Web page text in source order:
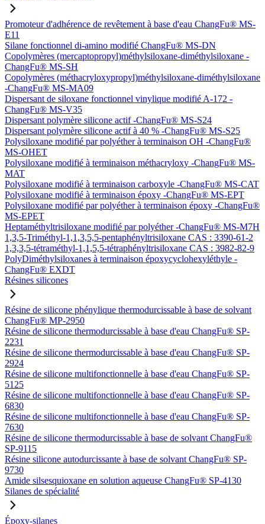
Promoteur d'adhérence de revêtement à base d'eau ChangFu® MS-
E11
Silane fonctionnel di-amino modifié ChangFu® MS-DN
Copolymères (mercaptopropyl)méthylsiloxane-diméthylsiloxane -
ChangFu® MS-SH
Copolymères (méthacryloxypropyl)méthylsiloxane-diméthylsiloxane
-ChangFu® MS-MA09
Dispersant de siloxane fonctionnel vinylique modifié A-172 -
ChangFu® MS-V35
Dispersant polymère silicone actif -ChangFu® MS-S24
Dispersant polymère silicone actif à 40 % -ChangFu® MS-S25
Polysiloxane modifié par polyéther à terminaison OH -ChangFu®
MS-OHET
Polysiloxane modifié à terminaison méthacryloxy -ChangFu® MS-
MAT
Polysiloxane modifié à terminaison carboxyle -ChangFu® MS-CAT
Polysiloxane modifié à terminaison époxy -ChangFu® MS-EPT
Polysiloxane modifié par polyéther à terminaison époxy -ChangFu®
MS-EPET
Heptaméthyltrisiloxane modifié par polyéther -ChangFu® MS-M7H
1,3,5-Triméthyl-1,1,3,5,5-pentaphényltrisiloxane CAS : 3390-61-2
1,3,3,5-tétraméthyl-1,1,5,5-tétraphényltrisiloxane CAS : 3982-82-9
PolyDiméthylsiloxanes à terminaison époxycyclohexyléthyle -
ChangFu® EXDT
Résines silicones
Résine de silicone phénylique thermodurcissable à base de solvant
ChangFu® MP-2950
Résine de silicone thermodurcissable à base d'eau ChangFu® SP-
2231
Résine de silicone thermodurcissable à base d'eau ChangFu® SP-
2924
Résine de silicone multifonctionnelle à base d'eau ChangFu® SP-
5125
Résine de silicone multifonctionnelle à base d'eau ChangFu® SP-
6830
Résine de silicone multifonctionnelle à base d'eau ChangFu® SP-
7630
Résine de silicone thermodurcissable à base de solvant ChangFu®
SP-9115
Résine silicone autodurcissante à base de solvant ChangFu® SP-
9730
Amide silsesquioxane en solution aqueuse ChangFu® SP-4130
Silanes de spécialité
Époxy-silanes